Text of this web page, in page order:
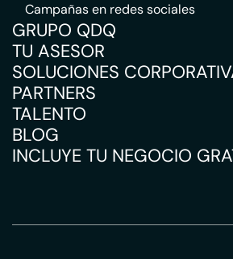
Campañas en redes sociales
GRUPO QDQ
TU ASESOR
SOLUCIONES
PARTNERS
TALENTO
BLOG
INCLUYE TU NEGOCIO